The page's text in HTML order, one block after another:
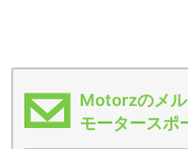
Motorzのメ
モータースポ